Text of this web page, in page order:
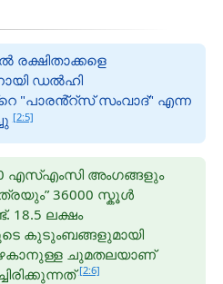
രക്ഷിതാക്കളെ
ഡൽഹി
"പാരൻ്റ്സ് സംവാദ്" എന്ന
[2:5]
എസ്എംസി അംഗങ്ങളും
36000 സ്കൂൾ
18.5 ലക്ഷം
കുടുംബങ്ങളുമായി
ചുമതലയാണ്
[2:6]